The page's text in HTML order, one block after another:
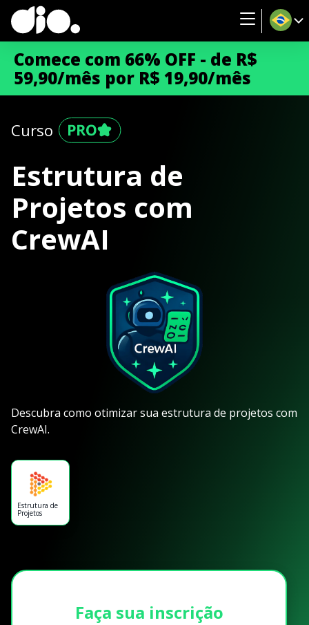
Comece com 66% OFF - de R$
59,90/mês por R$ 19,90/mês
Curso
Estrutura de
Projetos com
CrewAI
Descubra como otimizar sua estrutura de projetos com
CrewAI.
Estrutura de
Projetos
Faça sua inscrição